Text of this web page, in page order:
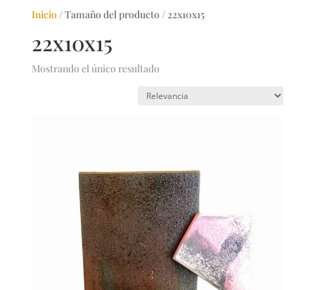
Inicio/Tamaño del producto / 22x10x15
22x10x15
Mostrando el único resultado